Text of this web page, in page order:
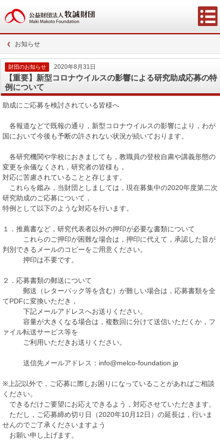
お知らせ
財団のお知らせ 2020年8月31日
【重要】新型コロナウイルスの影響による研究助成応募の特
例について
助成にご応募を検討されている皆様へ
各報道などで既報の通り，新型コロナウイルスの影響により，わが
国において今後も予断の許されない状況が続いております。
各研究機関や学校におきましても，教職員の登校自粛や講義形態の
変更を余儀なくされ，研究者の皆様も，
対応に苦慮されていることと存じます。
これらを鑑み，当財団としましては，現在募集中の2020年度第二次
研究助成のご応募について，
特例として以下のような対応を行います。
１．推薦書など，研究代表者以外の押印が必要な書類について
これらのご押印が困難な場合は，押印に代えて，承認した旨が
判別できるメールのコピーをご用意ください。
押印は不要です。
２．応募書類の郵送について
郵送（レターパック等を含む）が難しい場合は，応募書類を全
てPDFに変換いただき，
下記メールアドレスへお送りください。
容量が大きくなる場合は，複数回に分けて送信いただくか，フ
ァイル転送サービス等を
ご利用いただきお送りください。
送信先メールアドレス：info@melco-foundation.jp
※上記以外で，ご応募に際しお困りになっていることがあればご相談
ください。
できるだけご要望にお応えできるよう，対応させていただきます。
ただし，ご応募締め切り日（2020年10月12日）の延長は，行いま
せんのでご了承くださいますよう
お願い申し上げます。